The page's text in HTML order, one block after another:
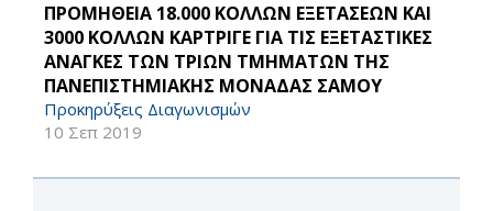
ΠΡΟΜΗΘΕΙΑ 18.000 ΚΟΛΛΩΝ ΕΞΕΤΑΣΕΩΝ ΚΑΙ
3000 ΚΟΛΛΩΝ ΚΑΡΤΡΙΓΕ ΓΙΑ ΤΙΣ ΕΞΕΤΑΣΤΙΚΕΣ
ΑΝΑΓΚΕΣ ΤΩΝ ΤΡΙΩΝ ΤΜΗΜΑΤΩΝ ΤΗΣ
ΠΑΝΕΠΙΣΤΗΜΙΑΚΗΣ ΜΟΝΑΔΑΣ ΣΑΜΟΥ
Προκηρύξεις Διαγωνισμών
10 Σεπ 2019